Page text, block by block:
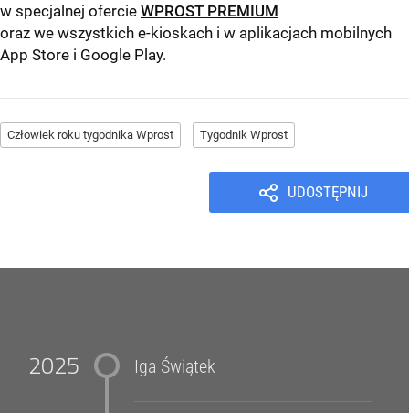
w specjalnej ofercie WPROST PREMIUM
oraz we wszystkich e-kioskach i w aplikacjach mobilnych
App Store i Google Play.
Człowiek roku tygodnika Wprost Tygodnik Wprost
UDOSTĘPNIJ
2025 Iga Świątek